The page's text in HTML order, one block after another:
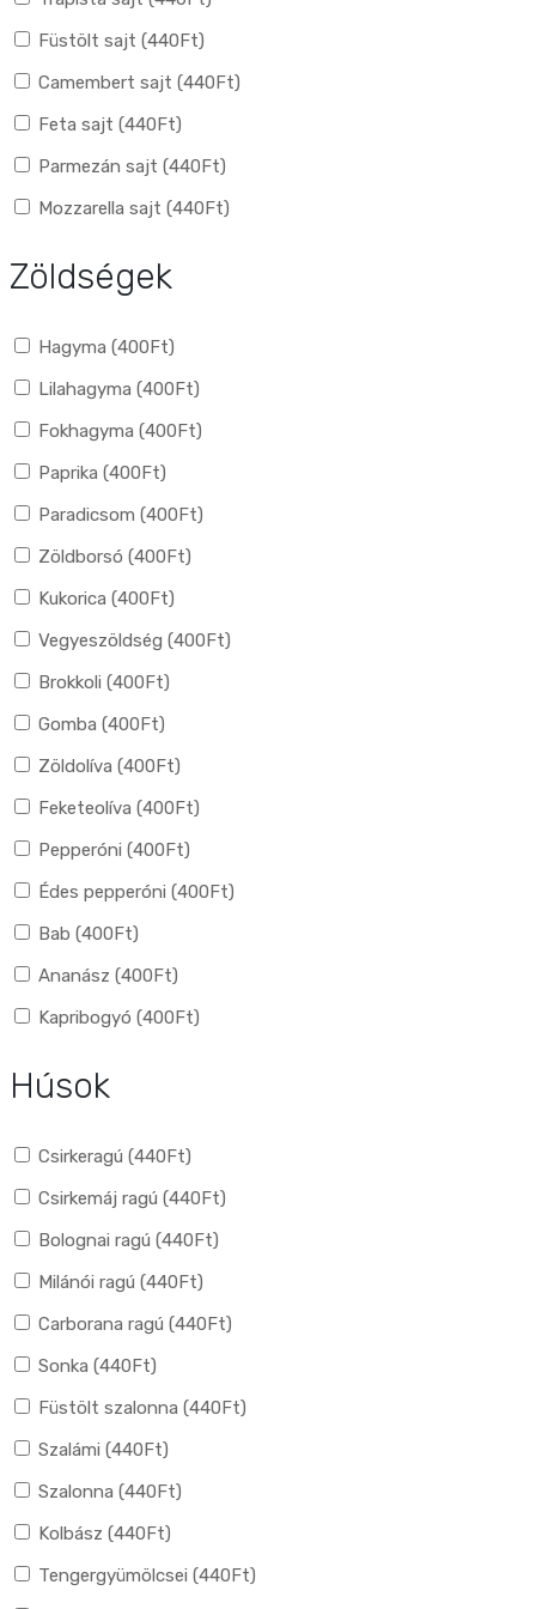
Füstölt sajt (440Ft)
Camembert sajt (440Ft)
Feta sajt (440Ft)
Parmezán sajt (440Ft)
Mozzarella sajt (440Ft)
Zöldségek
Hagyma (400Ft)
Lilahagyma (400Ft)
Fokhagyma (400Ft)
Paprika (400Ft)
Paradicsom (400Ft)
Zöldborsó (400Ft)
Kukorica (400Ft)
Vegyeszöldség (400Ft)
Brokkoli (400Ft)
Gomba (400Ft)
Zöldolíva (400Ft)
Feketeolíva (400Ft)
Pepperóni (400Ft)
Édes pepperóni (400Ft)
Bab (400Ft)
Ananász (400Ft)
Kapribogyó (400Ft)
Húsok
Csirkeragú (440Ft)
Csirkemáj ragú (440Ft)
Bolognai ragú (440Ft)
Milánói ragú (440Ft)
Carborana ragú (440Ft)
Sonka (440Ft)
Füstölt szalonna (440Ft)
Szalámi (440Ft)
Szalonna (440Ft)
Kolbász (440Ft)
Tengergyümölcsei (440Ft)